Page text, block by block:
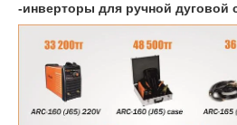
-инверторы для ручной дуговой